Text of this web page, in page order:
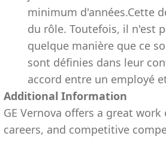
minimum d'années.Cette
du rôle. Toutefois, il n'est
quelque manière que ce
sont définies dans leur
accord entre un employé
Additional Information
GE Vernova offers a great
careers, and competitive